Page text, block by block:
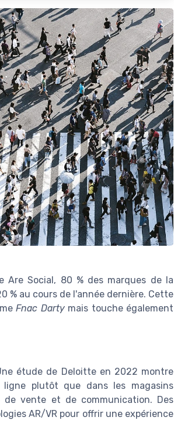
Are Social, 80 % des marques de la
% au cours de l'année dernière. Cette
Fnac Dartymais touche également
étude de Deloitte en 2022 montre
plutôt que dans les magasins
vente et de communication. Des
AR/VR pour offrir une expérience